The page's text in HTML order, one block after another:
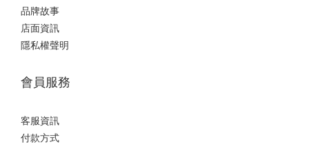
品牌故事
店面資訊
隱私權聲明
會員服務
客服資訊
付款方式